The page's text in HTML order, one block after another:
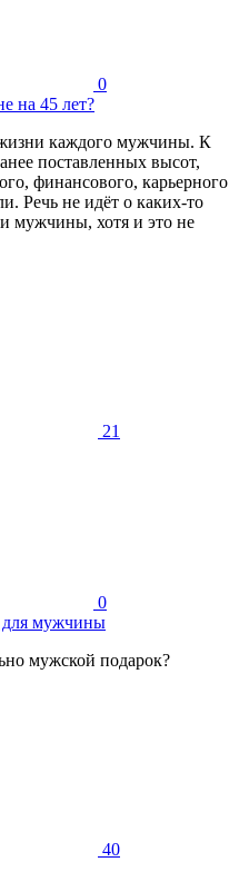
0
на 45 лет?
жизни каждого мужчины. К
поставленных высот,
финансового, карьерного
Речь не идёт о каких-то
мужчины, хотя и это не
21
0
для мужчины
мужской подарок?
40